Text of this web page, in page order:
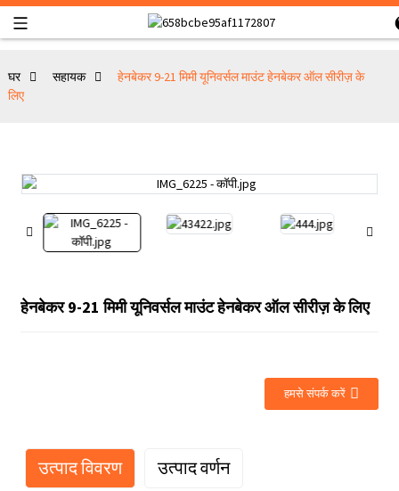
घर सहायक
हेनबेकर 9-21 मिमी यूनिवर्सल माउंट हेनबेकर ऑल सीरीज़ के
लिए
हेनबेकर 9-21 मिमी यूनिवर्सल माउंट हेनबेकर ऑल सीरीज़ के लिए
हमसे संपर्क करें
उत्पाद विवरण उत्पाद वर्णन